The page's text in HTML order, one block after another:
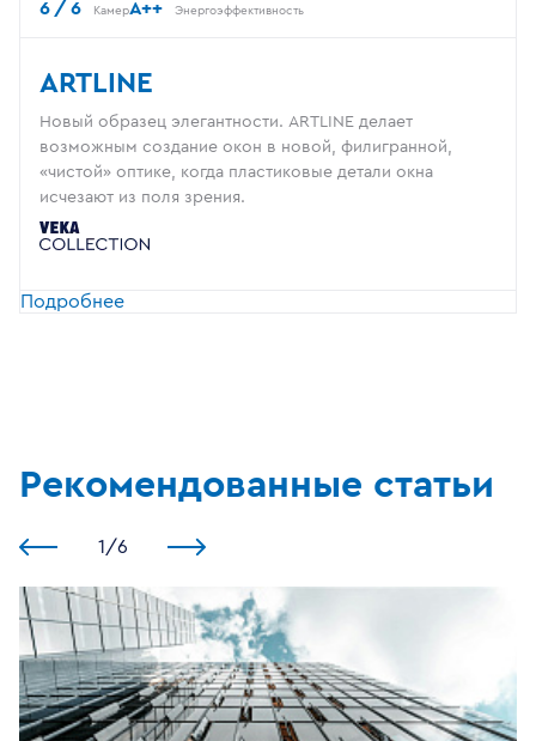
6 / 6 КамерA++ Энергоэффективность
ARTLINE
Новый образец элегантности. ARTLINE делает
возможным создание окон в новой, филигранной,
«чистой» оптике, когда пластиковые детали окна
исчезают из поля зрения.
Подробнее
Рекомендованные статьи
1 /6